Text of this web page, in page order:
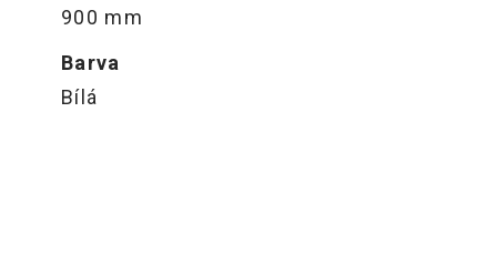
900 mm
Barva
Bílá